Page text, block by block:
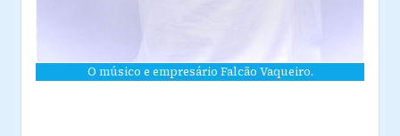
O músico e empresário Falcão Vaqueiro.